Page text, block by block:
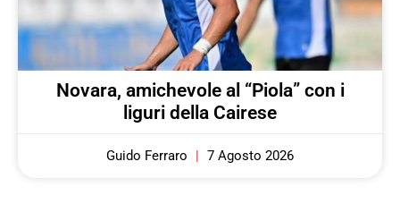
Novara, amichevole al “Piola” con i
liguri della Cairese
Guido Ferraro 7 Agosto 2026